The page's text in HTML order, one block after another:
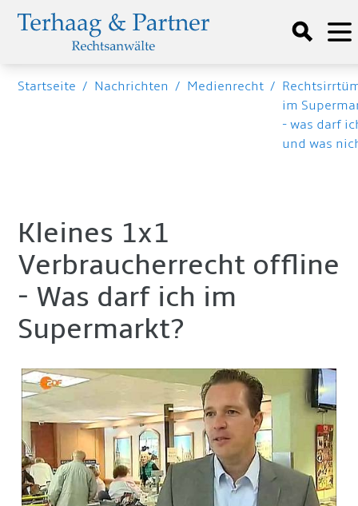
Startseite / Nachrichten / Medienrecht /
im
- was darf
und was
Kleines 1x1
Verbraucherrecht offline
- Was darf ich im
Supermarkt?